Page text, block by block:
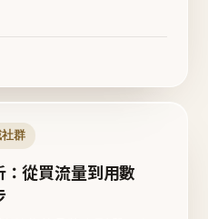
群
從買流量到用數